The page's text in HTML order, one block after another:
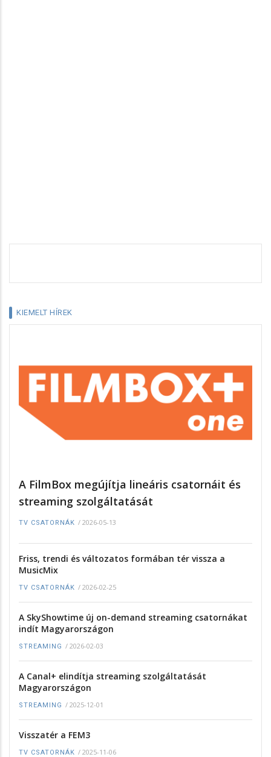
KIEMELT HÍREK
A FilmBox megújítja lineáris csatornáit és
streaming szolgáltatását
TV CSATORNÁK / 2026-05-13
Friss, trendi és változatos formában tér vissza a
MusicMix
TV CSATORNÁK / 2026-02-25
A SkyShowtime új on-demand streaming csatornákat
indít Magyarországon
STREAMING / 2026-02-03
A Canal+ elindítja streaming szolgáltatását
Magyarországon
STREAMING / 2025-12-01
Visszatér a FEM3
TV CSATORNÁK / 2025-11-06